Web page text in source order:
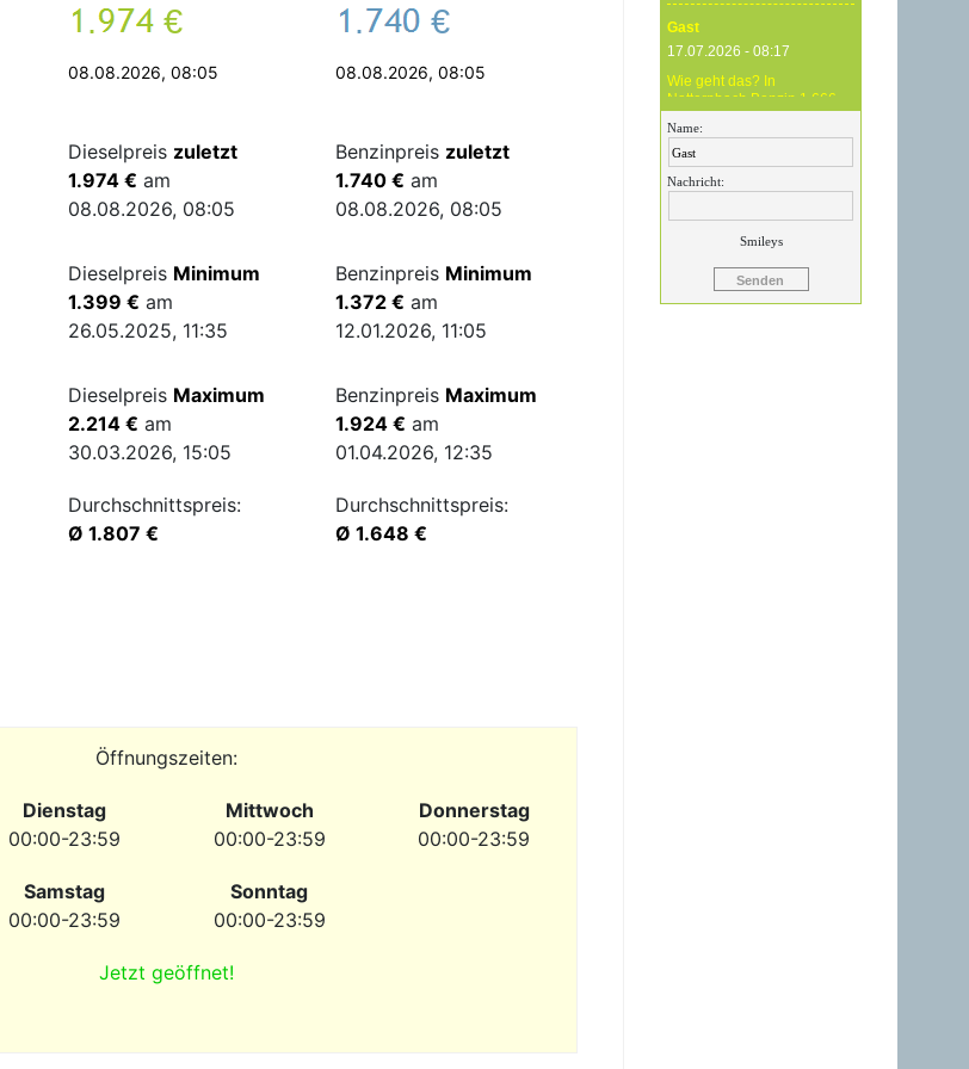
. €
08.08.2026, 08:05
Dieselpreis zuletzt
1.974 € am
08.08.2026, 08:05
Dieselpreis Minimum
1.399 € am
26.05.2025, 11:35
Dieselpreis Maximum
2.214 € am
30.03.2026, 15:05
Durchschnittspreis:
Ø 1.807 €
. €
08.08.2026, 08:05
Benzinpreis zuletzt
1.740 € am
08.08.2026, 08:05
Benzinpreis Minimum
1.372 € am
12.01.2026, 11:05
Benzinpreis Maximum
1.924 € am
01.04.2026, 12:35
Durchschnittspreis:
Ø 1.648 €
Öffnungszeiten:
Dienstag
00:00-23:59
Mittwoch
00:00-23:59
Donnerstag
00:00-23:59
Samstag
00:00-23:59
Sonntag
00:00-23:59
Jetzt geöffnet!
Gast
17.07.2026 - 08:17
Wie geht das? In
Natternbach Benzin 1,666
Benzin 1,819 - das ist
Betrug !
17.07.2026 - 07:05
Märchenstunde :-) Vorort nix
zu sehen !
Name:
Nachricht:
Smileys